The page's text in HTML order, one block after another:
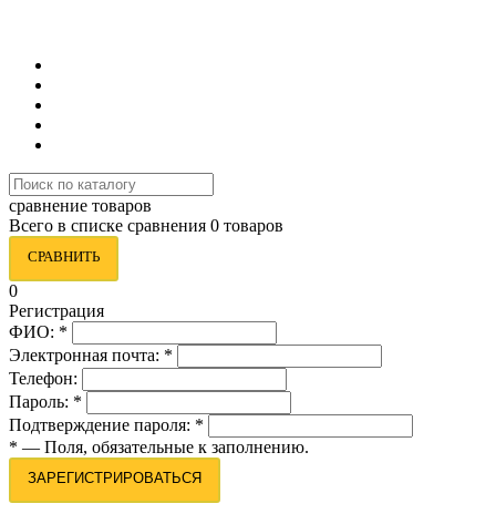
сравнение товаров
Всего в списке сравнения 0 товаров
СРАВНИТЬ
0
Регистрация
ФИО: *
Электронная почта: *
Телефон:
Пароль: *
Подтверждение пароля: *
* — Поля, обязательные к заполнению.
ЗАРЕГИСТРИРОВАТЬСЯ